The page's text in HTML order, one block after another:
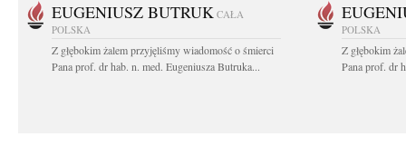
EUGENIUSZ BUTRUK CAŁA
POLSKA
Z głębokim żalem przyjęliśmy wiadomość o śmierci
Pana prof. dr hab. n. med. Eugeniusza Butruka...
POLSKA
Z głębokim
Pana prof. dr